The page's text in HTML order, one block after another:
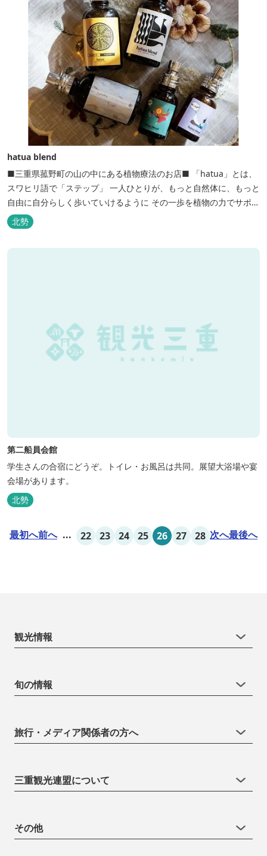
hatua blend
■三重県菰野町の山の中にある植物療法のお店■ 「hatua」とは、
スワヒリ語で「ステップ」 一人ひとりが、もっと自然体に、もっと
自由に自分らしく歩いていけるように その一歩を植物の力でサポー
トしたいという思いから生まれたお店。 黄土スチームよもぎ蒸しや
アロマの調合、季節の養生講座、アロマ講座、腸活講座、ワークシ
ョップ、イベント出店 植物を通して身体と心を整えよう！をテーマ
北勢
第二船員会館
学生さんの合宿にどうぞ。トイレ・お風呂は共同。展望大浴場や宴
会場があります。
北勢
最初へ前へ ... 22 23 24 25 26 27 28 次へ最後へ
観光情報
旬の情報
旅行・メディア関係者の方へ
三重観光連盟について
その他